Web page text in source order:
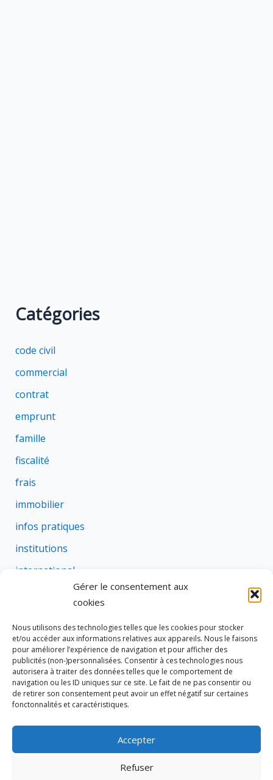
Gérer le consentement aux
cookies
Nous utilisons des technologies telles que les cookies pour stocker
et/ou accéder aux informations relatives aux appareils. Nous le faisons
pour améliorer l’expérience de navigation et pour afficher des
publicités (non-)personnalisées. Consentir à ces technologies nous
autorisera à traiter des données telles que le comportement de
navigation ou les ID uniques sur ce site. Le fait de ne pas consentir ou
de retirer son consentement peut avoir un effet négatif sur certaines
fonctonnalités et caractéristiques.
Accepter
Refuser
Catégories
code civil
commercial
contrat
emprunt
famille
fiscalité
frais
immobilier
infos pratiques
institutions
international
rural
social
succession
suretes
Tous droits réservés © 2026 Cravate de Notaire